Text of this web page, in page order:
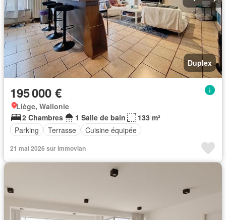
Duplex
195 000 €
Liège, Wallonie
2 Chambres
1 Salle de bain
133 m²
Parking
Terrasse Cuisine équipée
21 mai 2026 sur immovlan